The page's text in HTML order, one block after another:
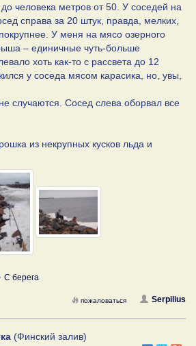
человека метров от 50. У соседей на
справа за 20 штук, правда, мелких,
У меня на мясо озерного
– единичные чуть-больше
хоть как-то с рассвета до 12
у соседа мясом карасика, но, увы,
случаются. Сосед слева оборвал все
из некрупных кусков льда и
С берега
Serpilius
пожаловаться
(Финский залив)